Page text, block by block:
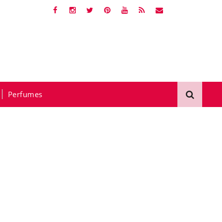
Perfumes